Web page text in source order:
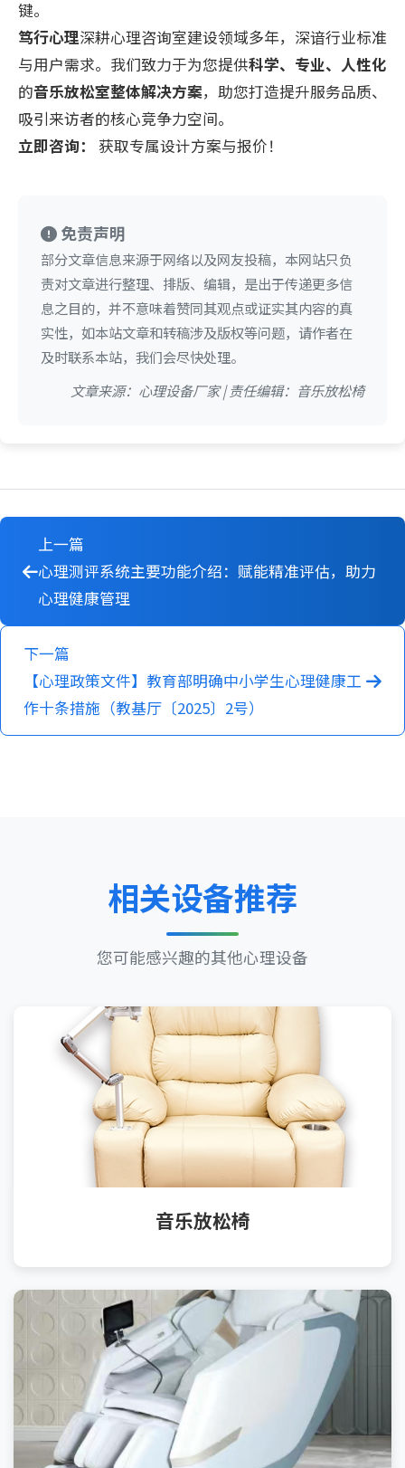
键。
笃行心理深耕心理咨询室建设领域多年，深谙行业标准
与用户需求。我们致力于为您提供科学、专业、人性化
的音乐放松室整体解决方案，助您打造提升服务品质、
吸引来访者的核心竞争力空间。
立即咨询：
获取专属设计方案与报价！
免责声明
部分文章信息来源于网络以及网友投稿，本网站只负
责对文章进行整理、排版、编辑，是出于传递更多信
息之目的，并不意味着赞同其观点或证实其内容的真
实性，如本站文章和转稿涉及版权等问题，请作者在
及时联系本站，我们会尽快处理。
文章来源：心理设备厂家 | 责任编辑：音乐放松椅
上一篇
心理测评系统主要功能介绍：赋能精准评估，助力
心理健康管理
下一篇
【心理政策文件】教育部明确中小学生心理健康工
作十条措施（教基厅〔2025〕2号）
相关设备推荐
您可能感兴趣的其他心理设备
音乐放松椅